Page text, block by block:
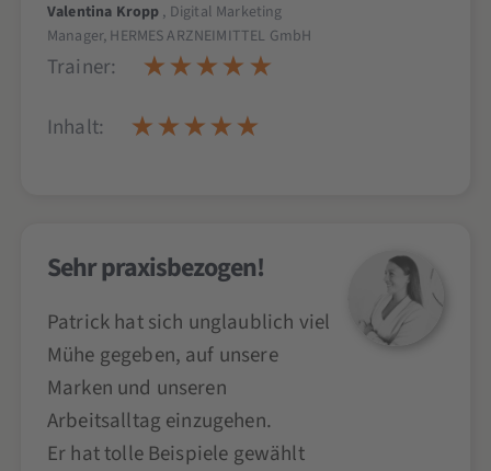
Valentina Kropp , Digital Marketing
Manager, HERMES ARZNEIMITTEL GmbH
Trainer:
Inhalt:
Sehr praxisbezogen!
Patrick hat sich unglaublich viel
Mühe gegeben, auf unsere
Marken und unseren
Arbeitsalltag einzugehen.
Er hat tolle Beispiele gewählt